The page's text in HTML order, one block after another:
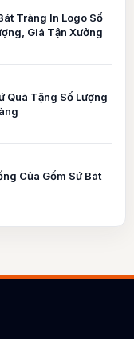
Tràng In Logo Số
Giá Tận Xưởng
Quà Tặng Số Lượng
Của Gốm Sứ Bát